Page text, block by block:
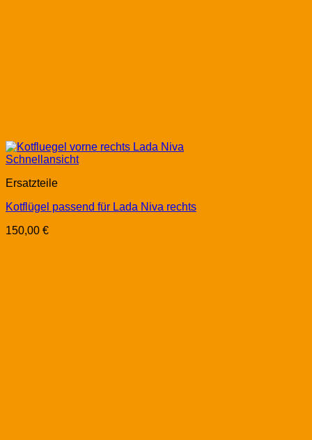
Schnellansicht
Ersatzteile
Kotflügel passend für Lada Niva rechts
150,00 €